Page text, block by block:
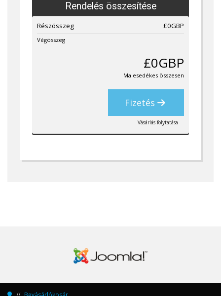
Rendelés összesítése
Részösszeg £0GBP
Végösszeg
£0GBP
Ma esedékes összesen
Fizetés
Vásárlás folytatása